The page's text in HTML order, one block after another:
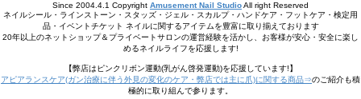
Since 2004.4.1 Copyright Amusement Nail StudioAll right Reserved
ネイルシール・ラインストーン・スタッズ・ジェル・スカルプ・ハンドケア・フットケア・検定用
品・イベントチケット ネイルに関するアイテムを豊富に取り揃えております
20年以上のネットショップ＆プライベートサロンの運営経験を活かし、お客様が安心・安全に楽し
めるネイルライフを応援します!
【弊店はピンクリボン運動(乳がん啓発運動)を応援しています!】
アピアランスケア(ガン治療に伴う外見の変化のケア・弊店では主に爪)に関する商品⇒のご紹介も積
極的に取り組んで参ります。